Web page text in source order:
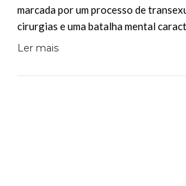
marcada por um processo de
cirurgias e uma batalha mental
Ler mais